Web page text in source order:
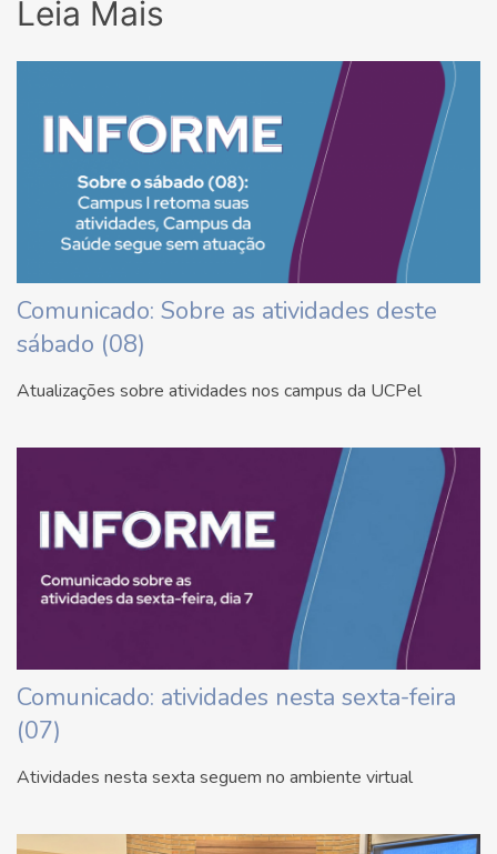
Leia Mais
Comunicado: Sobre as atividades deste
sábado (08)
Atualizações sobre atividades nos campus da UCPel
Comunicado: atividades nesta sexta-feira
(07)
Atividades nesta sexta seguem no ambiente virtual